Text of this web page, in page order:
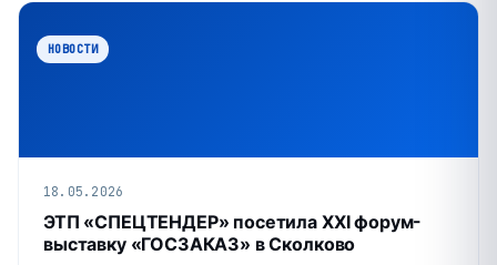
НОВОСТИ
18.05.2026
ЭТП «СПЕЦТЕНДЕР» посетила XXI форум-
выставку «ГОСЗАКАЗ» в Сколково